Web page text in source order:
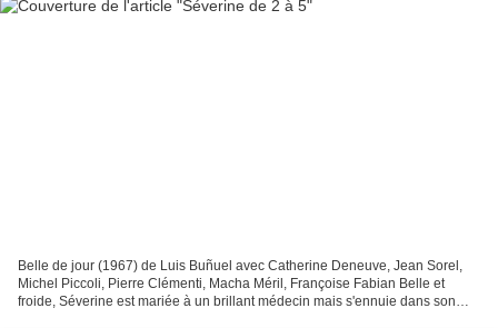
Belle de jour (1967) de Luis Buñuel avec Catherine Deneuve, Jean Sorel,
Michel Piccoli, Pierre Clémenti, Macha Méril, Françoise Fabian Belle et
froide, Séverine est mariée à un brillant médecin mais s'ennuie dans son